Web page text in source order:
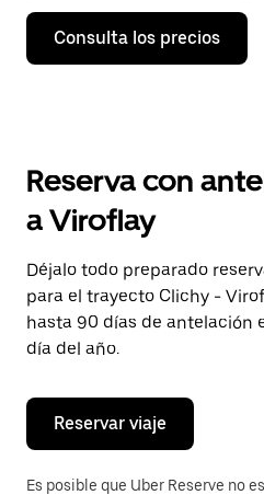
Pulsa
flecha
calendario
seleccionar
fecha.
Pulsa
el
botón
de
escape
cerrar
calendario.
Consulta los precios
Reserva con
a Viroflay
Déjalo todo preparado
para el trayecto Clichy -
hasta 90 días de antelación
día del año.
Reservar viaje
Es posible que Uber Reserve no